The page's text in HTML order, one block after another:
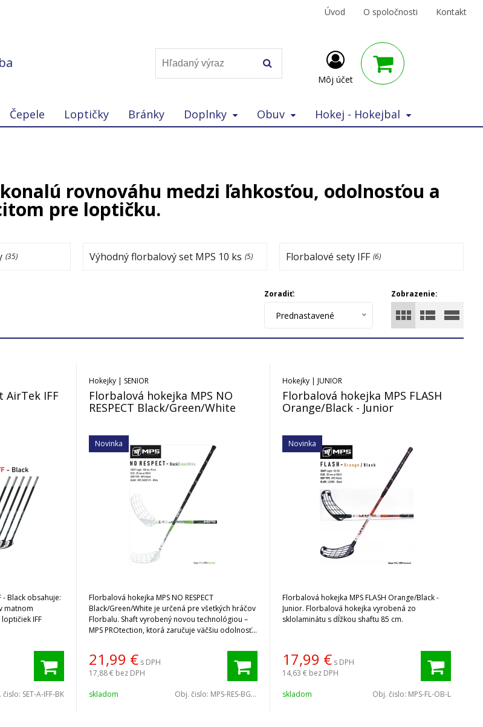
Úvod O spoločnosti Kontakt
Môj účet
Čepele Loptičky Bránky Doplnky Obuv Hokej - Hokejbal
rovnováhu medzi ľahkosťou, odolnosťou a
pre loptičku.
(35) Výhodný florbalový set MPS 10 ks (5) Florbalové sety IFF (6)
Zobrazenie:
Zoradiť:
Prednastavené
AirTek IFF
- Black obsahuje:
matnom
IFF
čislo: SET-A-IFF-BK
Hokejky | SENIOR
Florbalová hokejka MPS NO
RESPECT Black/Green/White
Novinka
Florbalová hokejka MPS NO RESPECT
Black/Green/White je určená pre všetkých hráčov
Florbalu. Shaft vyrobený novou technológiou –
MPS PROtection, ktorá zaručuje väčšiu odolnosť
21,99 € s DPH
17,88 € bez DPH
skladom Obj. čislo: MPS-RES-BGW
Hokejky | JUNIOR
Florbalová hokejka MPS FLASH
Orange/Black - Junior
Novinka
Florbalová hokejka MPS FLASH Orange/Black -
Junior. Florbalová hokejka vyrobená zo
sklolaminátu s dĺžkou shaftu 85 cm.
17,99 € s DPH
14,63 € bez DPH
skladom Obj. čislo: MPS-FL-OB-L